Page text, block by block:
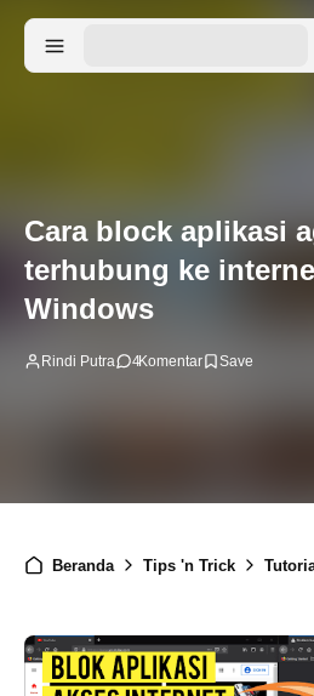
Cara block aplikasi
terhubung ke
Windows
Rindi Putra 4Komentar
Beranda Tips 'n Trick